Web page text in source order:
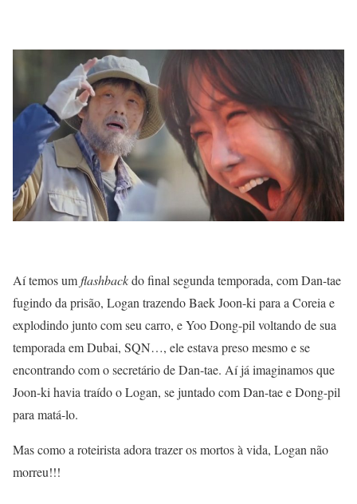
Aí temos umflashbackdo final segunda temporada, com Dan-tae
fugindo da prisão, Logan trazendo Baek Joon-ki para a Coreia e
explodindo junto com seu carro, e Yoo Dong-pil voltando de sua
temporada em Dubai, SQN…, ele estava preso mesmo e se
encontrando com o secretário de Dan-tae. Aí já imaginamos que
Joon-ki havia traído o Logan, se juntado com Dan-tae e Dong-pil
para matá-lo.
Mas como a roteirista adora trazer os mortos à vida, Logan não
morreu!!!